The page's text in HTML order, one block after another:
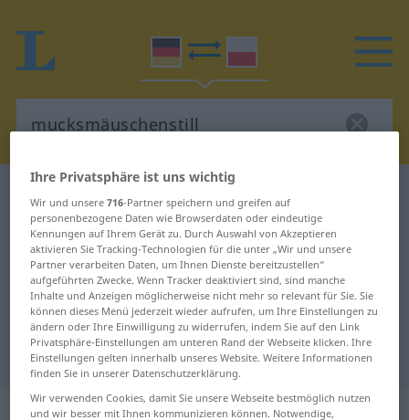
mucksmäuschenstill
Deutsch-Polnisch Übersetzung für
"mucksmäuschenstill"
"mucksmäuschenstill" Polnisch
Übersetzung
„mucksmäuschenstill“
Ihre Privatsphäre ist uns wichtig
Wir und unsere716-Partner speichern und greifen auf
personenbezogene Daten wie Browserdaten oder eindeutige
Kennungen auf Ihrem Gerät zu. Durch Auswahl von Akzeptieren
aktivieren Sie Tracking-Technologien für die unter „Wir und unsere
Partner verarbeiten Daten, um Ihnen Dienste bereitzustellen“
aufgeführten Zwecke. Wenn Tracker deaktiviert sind, sind manche
Inhalte und Anzeigen möglicherweise nicht mehr so relevant für Sie. Sie
können dieses Menü jederzeit wieder aufrufen, um Ihre Einstellungen zu
ändern oder Ihre Einwilligung zu widerrufen, indem Sie auf den Link
Privatsphäre-Einstellungen am unteren Rand der Webseite klicken. Ihre
Einstellungen gelten innerhalb unseres Website. Weitere Informationen
finden Sie in unserer Datenschutzerklärung.
Wir verwenden Cookies, damit Sie unsere Webseite bestmöglich nutzen
und wir besser mit Ihnen kommunizieren können. Notwendige,